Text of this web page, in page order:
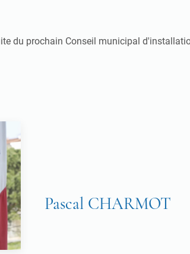
du prochain Conseil municipal
Pascal CHARMOT